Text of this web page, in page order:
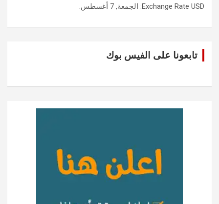
Exchange Rate USD : الجمعة, 7 أغسطس.
تابعونا على الفيس بوك